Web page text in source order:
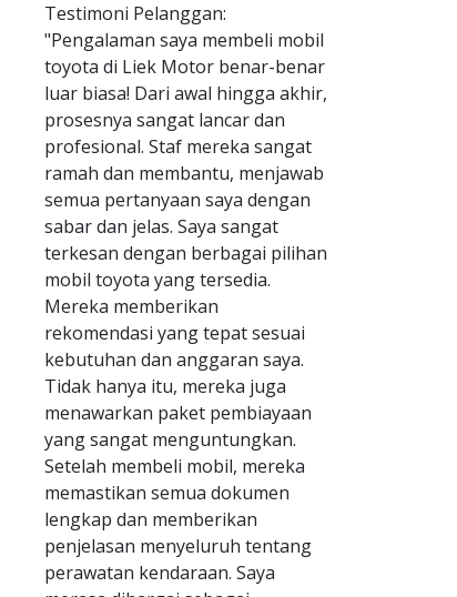
Testimoni Pelanggan:
"Pengalaman saya membeli mobil
toyota di Liek Motor benar-benar
luar biasa! Dari awal hingga akhir,
prosesnya sangat lancar dan
profesional. Staf mereka sangat
ramah dan membantu, menjawab
semua pertanyaan saya dengan
sabar dan jelas. Saya sangat
terkesan dengan berbagai pilihan
mobil toyota yang tersedia.
Mereka memberikan
rekomendasi yang tepat sesuai
kebutuhan dan anggaran saya.
Tidak hanya itu, mereka juga
menawarkan paket pembiayaan
yang sangat menguntungkan.
Setelah membeli mobil, mereka
memastikan semua dokumen
lengkap dan memberikan
penjelasan menyeluruh tentang
perawatan kendaraan. Saya